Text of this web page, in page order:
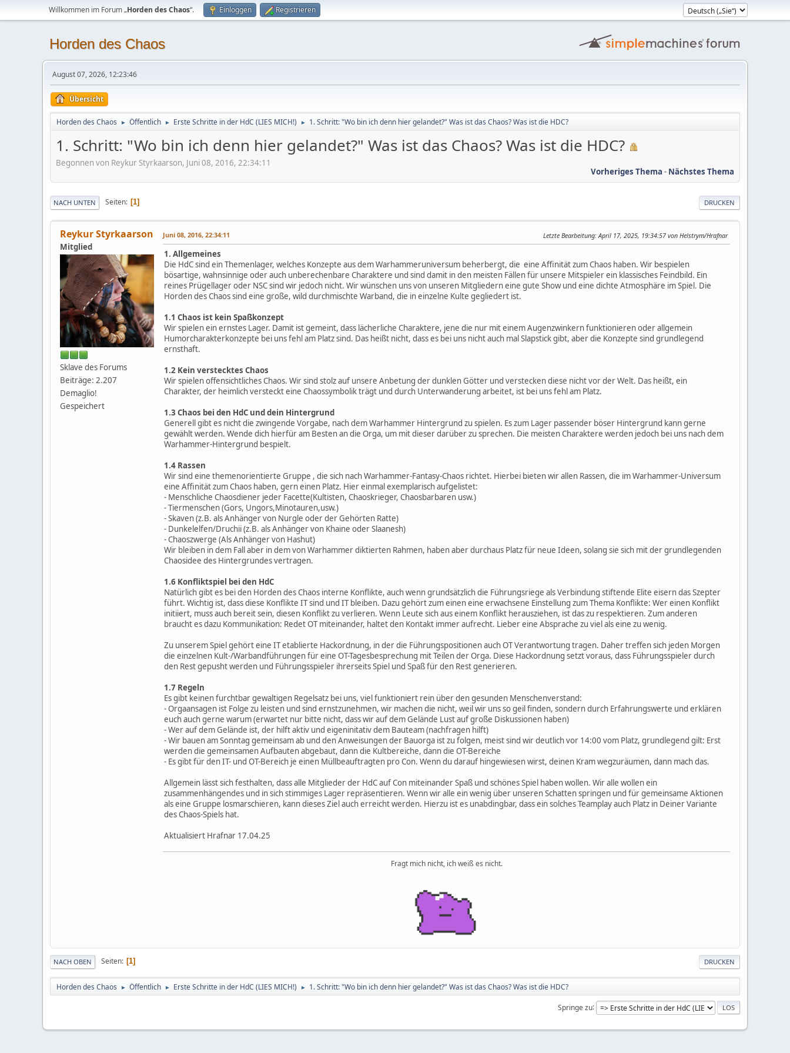
Willkommen im Forum „Horden des Chaos“. Einloggen Registrieren
Horden des Chaos
August 07, 2026, 12:23:46
Übersicht
Horden des Chaos ► Öffentlich ► Erste Schritte in der HdC (LIES MICH!) ► 1. Schritt: "Wo bin ich denn hier gelandet?" Was ist das Chaos? Was ist die HDC?
1. Schritt: "Wo bin ich denn hier gelandet?" Was ist das Chaos? Was ist die HDC?
Begonnen von Reykur Styrkaarson, Juni 08, 2016, 22:34:11
Vorheriges Thema - Nächstes Thema
DRUCKEN
NACH UNTEN Seiten 1
Reykur Styrkaarson
Mitglied
Sklave des Forums
Beiträge: 2.207
Demaglio!
Gespeichert
Juni 08, 2016, 22:34:11 Letzte Bearbeitung: April 17, 2025, 19:34:57 von Helstrym/Hrafnar
1. Allgemeines
Die HdC sind ein Themenlager, welches Konzepte aus dem Warhammeruniversum beherbergt, die eine Affinität zum Chaos haben. Wir bespielen
bösartige, wahnsinnige oder auch unberechenbare Charaktere und sind damit in den meisten Fällen für unsere Mitspieler ein klassisches Feindbild. Ein
reines Prügellager oder NSC sind wir jedoch nicht. Wir wünschen uns von unseren Mitgliedern eine gute Show und eine dichte Atmosphäre im Spiel. Die
Horden des Chaos sind eine große, wild durchmischte Warband, die in einzelne Kulte gegliedert ist.
1.1 Chaos ist kein Spaßkonzept
Wir spielen ein ernstes Lager. Damit ist gemeint, dass lächerliche Charaktere, jene die nur mit einem Augenzwinkern funktionieren oder allgemein
Humorcharakterkonzepte bei uns fehl am Platz sind. Das heißt nicht, dass es bei uns nicht auch mal Slapstick gibt, aber die Konzepte sind grundlegend
ernsthaft.
1.2 Kein verstecktes Chaos
Wir spielen offensichtliches Chaos. Wir sind stolz auf unsere Anbetung der dunklen Götter und verstecken diese nicht vor der Welt. Das heißt, ein
Charakter, der heimlich versteckt eine Chaossymbolik trägt und durch Unterwanderung arbeitet, ist bei uns fehl am Platz.
1.3 Chaos bei den HdC und dein Hintergrund
Generell gibt es nicht die zwingende Vorgabe, nach dem Warhammer Hintergrund zu spielen. Es zum Lager passender böser Hintergrund kann gerne
gewählt werden. Wende dich hierfür am Besten an die Orga, um mit dieser darüber zu sprechen. Die meisten Charaktere werden jedoch bei uns nach dem
Warhammer-Hintergrund bespielt.
1.4 Rassen
Wir sind eine themenorientierte Gruppe , die sich nach Warhammer-Fantasy-Chaos richtet. Hierbei bieten wir allen Rassen, die im Warhammer-Universum
eine Affinität zum Chaos haben, gern einen Platz. Hier einmal exemplarisch aufgelistet:
- Menschliche Chaosdiener jeder Facette(Kultisten, Chaoskrieger, Chaosbarbaren usw.)
- Tiermenschen (Gors, Ungors,Minotauren,usw.)
- Skaven (z.B. als Anhänger von Nurgle oder der Gehörten Ratte)
- Dunkelelfen/Druchii (z.B. als Anhänger von Khaine oder Slaanesh)
- Chaoszwerge (Als Anhänger von Hashut)
Wir bleiben in dem Fall aber in dem von Warhammer diktierten Rahmen, haben aber durchaus Platz für neue Ideen, solang sie sich mit der grundlegenden
Chaosidee des Hintergrundes vertragen.
1.6 Konfliktspiel bei den HdC
Natürlich gibt es bei den Horden des Chaos interne Konflikte, auch wenn grundsätzlich die Führungsriege als Verbindung stiftende Elite eisern das Szepter
führt. Wichtig ist, dass diese Konflikte IT sind und IT bleiben. Dazu gehört zum einen eine erwachsene Einstellung zum Thema Konflikte: Wer einen Konflikt
initiiert, muss auch bereit sein, diesen Konflikt zu verlieren. Wenn Leute sich aus einem Konflikt herausziehen, ist das zu respektieren. Zum anderen
braucht es dazu Kommunikation: Redet OT miteinander, haltet den Kontakt immer aufrecht. Lieber eine Absprache zu viel als eine zu wenig.
Zu unserem Spiel gehört eine IT etablierte Hackordnung, in der die Führungspositionen auch OT Verantwortung tragen. Daher treffen sich jeden Morgen
die einzelnen Kult-/Warbandführungen für eine OT-Tagesbesprechung mit Teilen der Orga. Diese Hackordnung setzt voraus, dass Führungsspieler durch
den Rest gepusht werden und Führungsspieler ihrerseits Spiel und Spaß für den Rest generieren.
1.7 Regeln
Es gibt keinen furchtbar gewaltigen Regelsatz bei uns, viel funktioniert rein über den gesunden Menschenverstand:
- Orgaansagen ist Folge zu leisten und sind ernstzunehmen, wir machen die nicht, weil wir uns so geil finden, sondern durch Erfahrungswerte und erklären
euch auch gerne warum (erwartet nur bitte nicht, dass wir auf dem Gelände Lust auf große Diskussionen haben)
- Wer auf dem Gelände ist, der hilft aktiv und eigeninitativ dem Bauteam (nachfragen hilft)
- Wir bauen am Sonntag gemeinsam ab und den Anweisungen der Bauorga ist zu folgen, meist sind wir deutlich vor 14:00 vom Platz, grundlegend gilt: Erst
werden die gemeinsamen Aufbauten abgebaut, dann die Kultbereiche, dann die OT-Bereiche
- Es gibt für den IT- und OT-Bereich je einen Müllbeauftragten pro Con. Wenn du darauf hingewiesen wirst, deinen Kram wegzuräumen, dann mach das.
Allgemein lässt sich festhalten, dass alle Mitglieder der HdC auf Con miteinander Spaß und schönes Spiel haben wollen. Wir alle wollen ein
zusammenhängendes und in sich stimmiges Lager repräsentieren. Wenn wir alle ein wenig über unseren Schatten springen und für gemeinsame Aktionen
als eine Gruppe losmarschieren, kann dieses Ziel auch erreicht werden. Hierzu ist es unabdingbar, dass ein solches Teamplay auch Platz in Deiner Variante
des Chaos-Spiels hat.
Aktualisiert Hrafnar 17.04.25
Fragt mich nicht, ich weiß es nicht.
DRUCKEN
NACH OBEN Seiten 1
Horden des Chaos ► Öffentlich ► Erste Schritte in der HdC (LIES MICH!) ► 1. Schritt: "Wo bin ich denn hier gelandet?" Was ist das Chaos? Was ist die HDC?
Springe zu